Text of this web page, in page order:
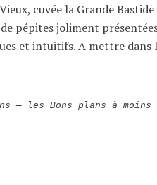
cuvée la Grande
pépites joliment
et intuitifs. A mettre
– les Bons plans à